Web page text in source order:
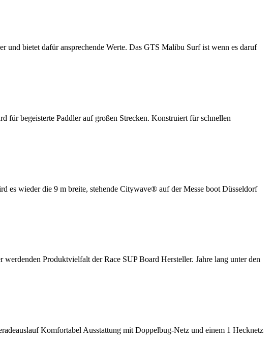
und bietet dafür ansprechende Werte. Das GTS Malibu Surf ist wenn es daruf
für begeisterte Paddler auf großen Strecken. Konstruiert für schnellen
es wieder die 9 m breite, stehende Citywave® auf der Messe boot Düsseldorf
Produktvielfalt der Race SUP Board Hersteller. Jahre lang unter den
Komfortabel Ausstattung mit Doppelbug-Netz und einem 1 Hecknetz